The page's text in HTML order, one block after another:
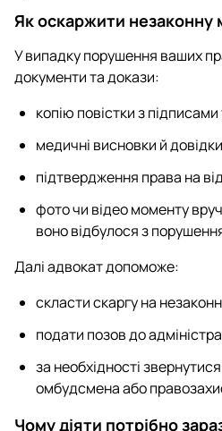
Як оскаржити незаконну
У випадку порушення ваших
документи та докази:
копію повістки з
медичні висновки й
підтвердження права на
фото чи відео моменту
воно відбулося з
Далі адвокат допоможе:
скласти скаргу на
подати позов до
за необхідності
омбудсмена або
Чому діяти потрібно